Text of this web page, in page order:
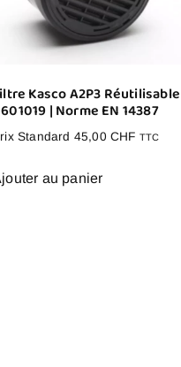
Kasco A2P3 Réutilisable
| Norme EN 14387
Standard 45,00CHF TTC
au panier